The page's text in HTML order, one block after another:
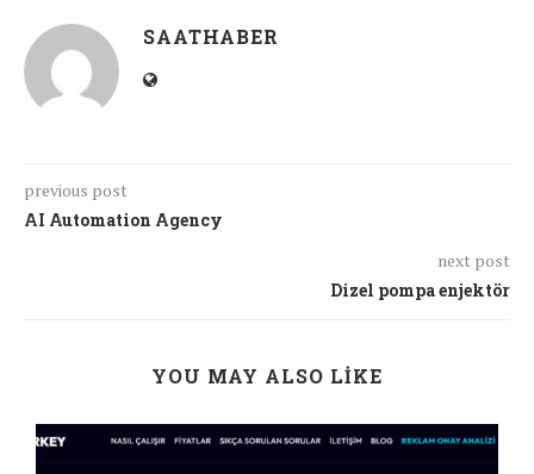
SAATHABER
previous post
AI Automation Agency
next post
Dizel pompa enjektör
YOU MAY ALSO LIKE